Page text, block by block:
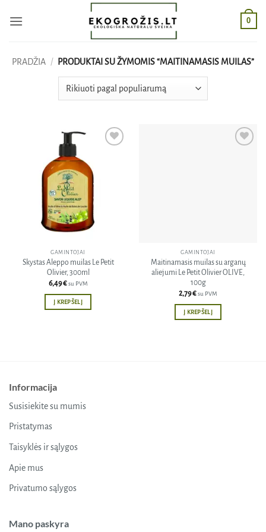
0
PRADŽIA / PRODUKTAI SU ŽYMOMIS “MAITINAMASIS MUILAS”
GAMINTOJAI
Skystas Aleppo muilas Le Petit
Olivier, 300ml
6,49€ su PVM
Į KREPŠELĮ
GAMINTOJAI
Maitinamasis muilas su arganų
aliejumi Le Petit Olivier OLIVE,
100g
2,79€su PVM
Į KREPŠELĮ
Informacija
Susisiekite su mumis
Pristatymas
Taisyklės ir sąlygos
Apie mus
Privatumo sąlygos
Mano paskyra